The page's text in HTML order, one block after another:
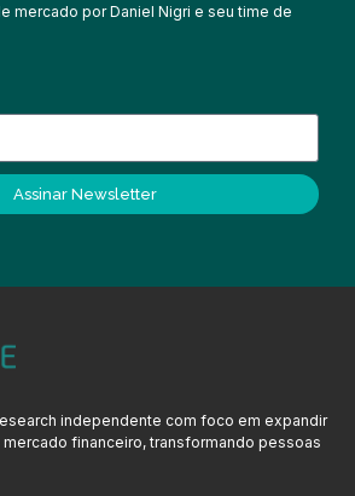
mercado por Daniel Nigri e seu time de
Assinar Newsletter
independente com foco em expandir
financeiro, transformando pessoas